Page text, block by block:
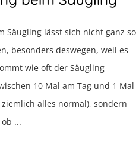
Säugling lässt sich nicht ganz so
besonders deswegen, weil es
wie oft der Säugling
10 Mal am Tag und 1 Mal
alles normal), sondern
...